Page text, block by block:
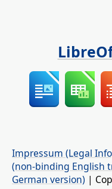
Impressum (Legal
(non-binding English
German version) |